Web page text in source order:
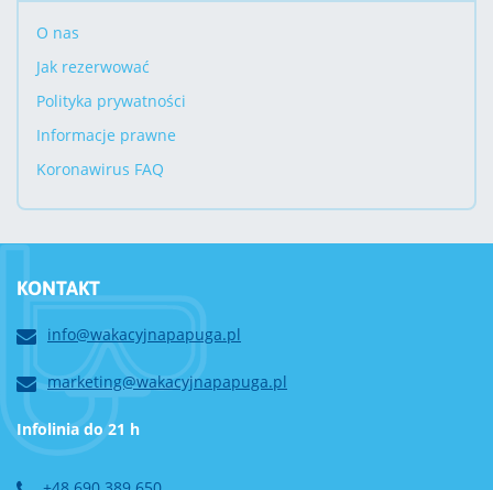
O nas
Jak rezerwować
Polityka prywatności
Informacje prawne
Koronawirus FAQ
KONTAKT
info@wakacyjnapapuga.pl
marketing@wakacyjnapapuga.pl
Infolinia do 21 h